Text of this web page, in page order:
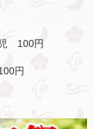
100円
円